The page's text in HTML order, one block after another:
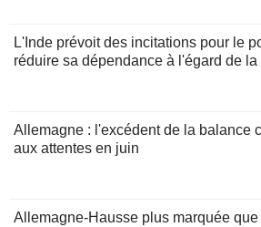
L'Inde prévoit des incitations pour le
réduire sa dépendance à l'égard de
Allemagne : l'excédent de la balance
aux attentes en juin
Allemagne-Hausse plus marquée